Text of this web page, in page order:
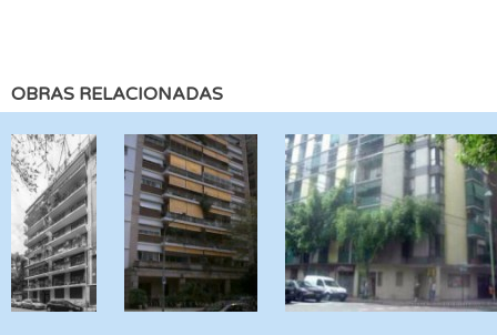
OBRAS RELACIONADAS